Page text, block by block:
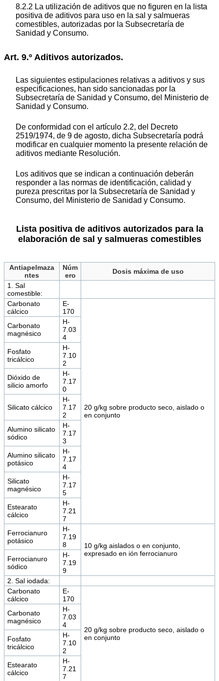
8.2.2 La utilización de aditivos que no figuren en la lista
positiva de aditivos para uso en la sal y salmueras
comestibles, autorizadas por la Subsecretaría de
Sanidad y Consumo.
Art. 9.º Aditivos autorizados.
Las siguientes estipulaciones relativas a aditivos y sus
especificaciones, han sido sancionadas por la
Subsecretaría de Sanidad y Consumo, del Ministerio de
Sanidad y Consumo.
De conformidad con el artículo 2.2, del Decreto
2519/1974, de 9 de agosto, dicha Subsecretaría podrá
modificar en cualquier momento la presente relación de
aditivos mediante Resolución.
Los aditivos que se indican a continuación deberán
responder a las normas de identificación, calidad y
pureza prescritas por la Subsecretaría de Sanidad y
Consumo, del Ministerio de Sanidad y Consumo.
Lista positiva de aditivos autorizados para la
elaboración de sal y salmueras comestibles
Antiapelmaza
ntes
Núm
ero
Dosis máxima de uso
1. Sal
comestible:
Carbonato
cálcico
E-
170
20 g/kg sobre producto seco, aislado o
en conjunto
Carbonato
magnésico
H-
7.03
4
Fosfato
tricálcico
H-
7.10
2
Dióxido de
silicio amorfo
H-
7.17
0
Silicato cálcico
H-
7.17
2
Alumino silicato
sódico
H-
7.17
3
Alumino silicato
potásico
H-
7.17
4
Silicato
magnésico
H-
7.17
5
Estearato
cálcico
H-
7.21
7
Ferrocianuro
potásico
H-
7.19
8
10 g/kg aislados o en conjunto,
expresado en ión ferrocianuro
Ferrocianuro
sódico
H-
7.19
9
2. Sal iodada:
Carbonato
cálcico
E-
170
20 g/kg sobre producto seco, aislado o
en conjunto
Carbonato
magnésico
H-
7.03
4
Fosfato
tricálcico
H-
7.10
2
Estearato
cálcico
H-
7.21
7